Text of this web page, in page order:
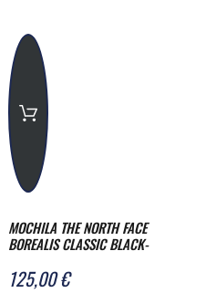
MOCHILA THE NORTH FACE
BOREALIS CLASSIC BLACK-
125,00 €